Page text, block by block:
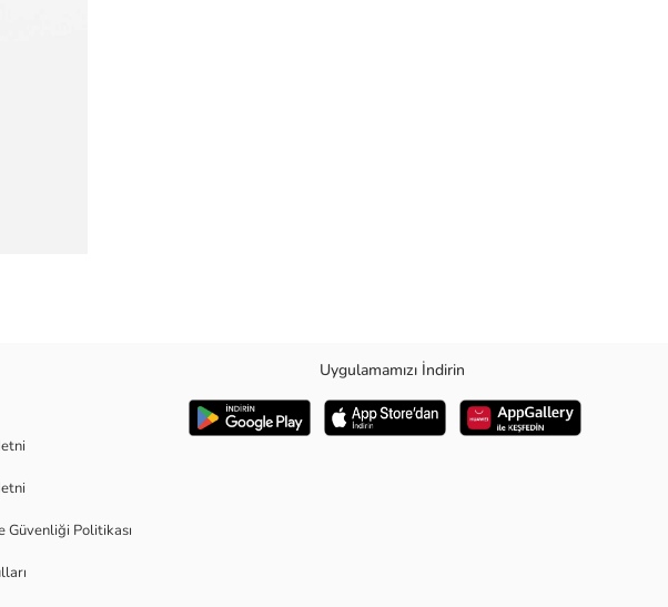
spor hem de günlük kullanımda size eşlik eder.
Güvenliği Politikası
Uygulamamızı İndirin